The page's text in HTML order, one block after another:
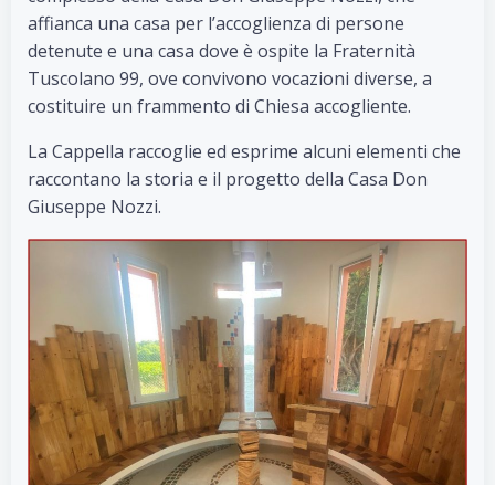
affianca una casa per l’accoglienza di persone
detenute e una casa dove è ospite la Fraternità
Tuscolano 99, ove con­vivono vocazioni diver­se, a
costituire un fram­mento di Chiesa accogliente.
La Cappella raccoglie ed esprime alcuni elementi che
raccontano la storia e il progetto della Casa Don
Giuseppe Nozzi.